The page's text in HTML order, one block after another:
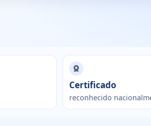
Certificado
reconhecido